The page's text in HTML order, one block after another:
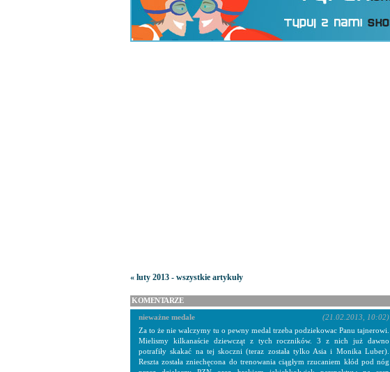
« luty 2013 - wszystkie artykuły
KOMENTARZE
nieważne medale
Za to że nie walczymy tu o pewny medal trzeba podziekowac Panu tajnerowi.
Mielismy kilkanaście dziewcząt z tych roczników. 3 z nich już dawno
potrafiły skakać na tej skoczni (teraz została tylko Asia i Monika Luber).
Reszta została zniechęcona do trenowania ciągłym rzucaniem kłód pod nóg
(21.02.2013, 10:02)